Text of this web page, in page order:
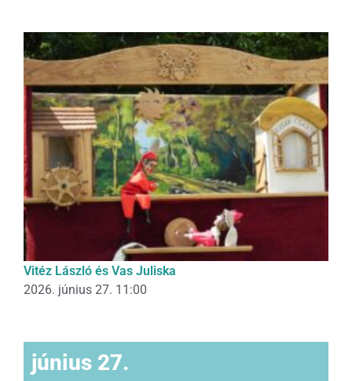
Vitéz László és Vas Juliska
2026. június 27. 11:00
június 27.